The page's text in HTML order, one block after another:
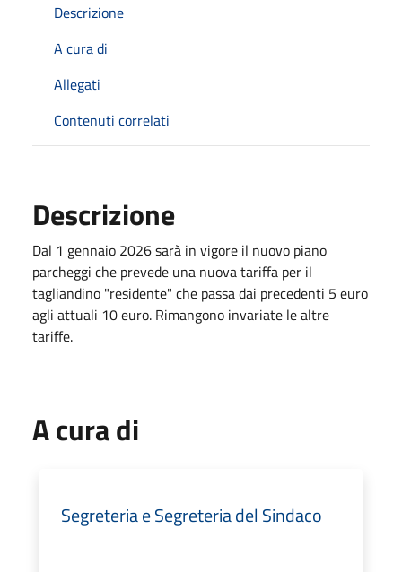
Descrizione
A cura di
Allegati
Contenuti correlati
Descrizione
Dal 1 gennaio 2026 sarà in vigore il nuovo piano
parcheggi che prevede una nuova tariffa per il
tagliandino "residente" che passa dai precedenti 5 euro
agli attuali 10 euro. Rimangono invariate le altre
tariffe.
A cura di
Segreteria e Segreteria del Sindaco